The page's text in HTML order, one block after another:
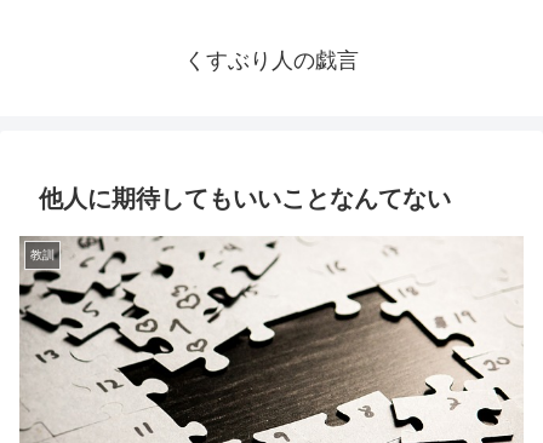
くすぶり人の戯言
他人に期待してもいいことなんてない
教訓